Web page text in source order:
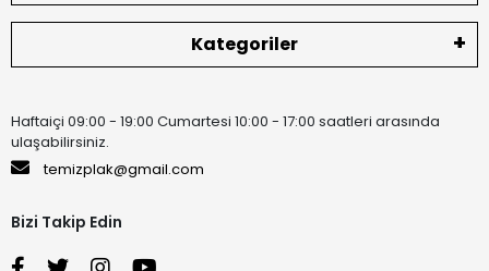
Kategoriler
Haftaiçi 09:00 - 19:00 Cumartesi 10:00 - 17:00 saatleri arasında
ulaşabilirsiniz.
temizplak@gmail.com
Bizi Takip Edin